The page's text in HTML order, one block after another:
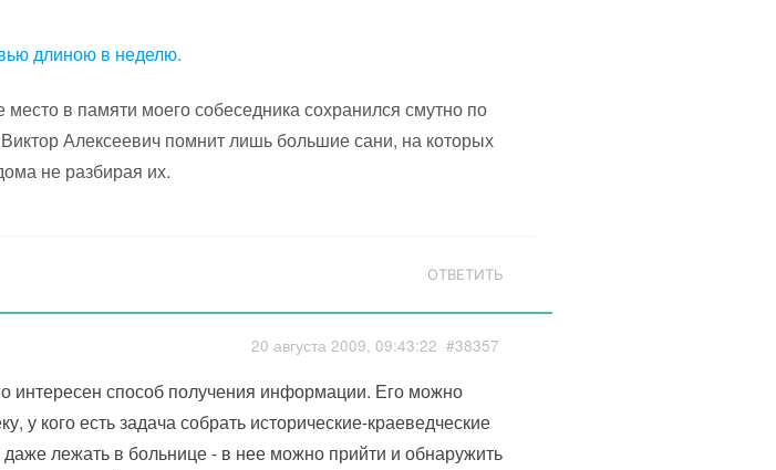
длиною в неделю.
в памяти моего собеседника сохранился смутно по
Алексеевич помнит лишь большие сани, на которых
не разбирая их.
ОТВЕТИТЬ
20 августа 2009, 09:43:22 #38357
интересен способ получения информации. Его можно
у кого есть задача собрать исторические-краеведческие
лежать в больнице - в нее можно прийти и обнаружить